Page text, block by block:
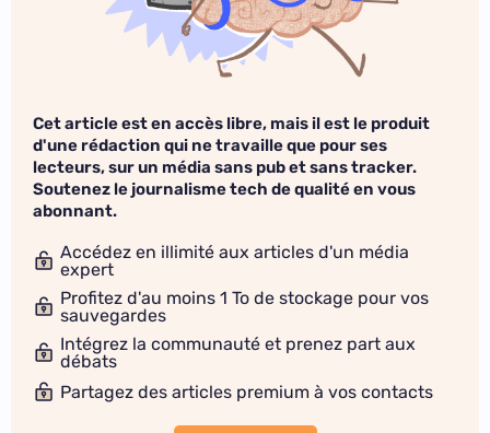
Cet article est en accès libre, mais il est le produit
d'une rédaction qui ne travaille que pour ses
lecteurs, sur un média sans pub et sans tracker.
Soutenez le journalisme tech de qualité en vous
abonnant.
Accédez en illimité aux articles d'un média
expert
Profitez d'au moins 1 To de stockage pour vos
sauvegardes
Intégrez la communauté et prenez part aux
débats
Partagez des articles premium à vos contacts